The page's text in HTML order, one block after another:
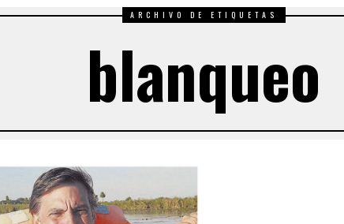
ARCHIVO DE ETIQUETAS
blanqueo